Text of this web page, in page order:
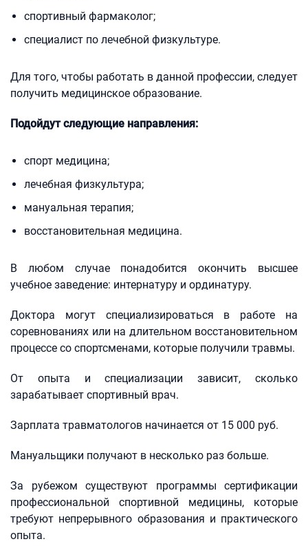
спортивный фармаколог;
специалист по лечебной физкультуре.
Для того, чтобы работать в данной профессии, следует
получить медицинское образование.
Подойдут следующие направления:
спорт медицина;
лечебная физкультура;
мануальная терапия;
восстановительная медицина.
В любом случае понадобится окончить высшее
учебное заведение: интернатуру и ординатуру.
Доктора могут специализироваться в работе на
соревнованиях или на длительном восстановительном
процессе со спортсменами, которые получили травмы.
От опыта и специализации зависит, сколько
зарабатывает спортивный врач.
Зарплата травматологов начинается от 15 000 руб.
Мануальщики получают в несколько раз больше.
За рубежом существуют программы сертификации
профессиональной спортивной медицины, которые
требуют непрерывного образования и практического
опыта.